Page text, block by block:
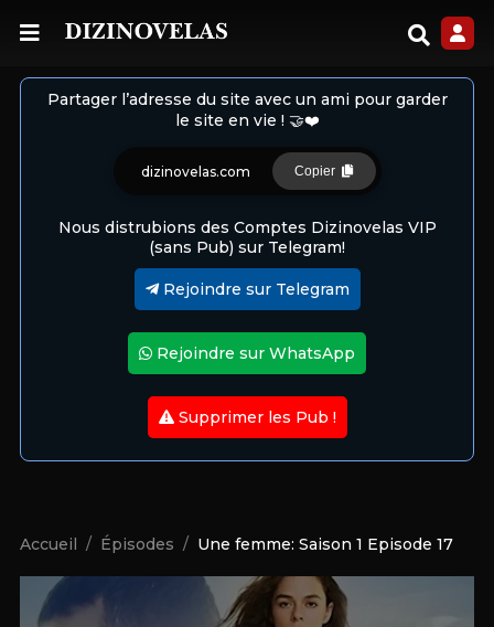
Partager l’adresse du site avec un ami pour garder
le site en vie ! 🤝❤️
dizinovelas.com Copier
Nous distrubions des Comptes Dizinovelas VIP
(sans Pub) sur Telegram!
Rejoindre sur Telegram
Rejoindre sur WhatsApp
Supprimer les Pub !
Accueil Épisodes Une femme: Saison 1 Episode 17